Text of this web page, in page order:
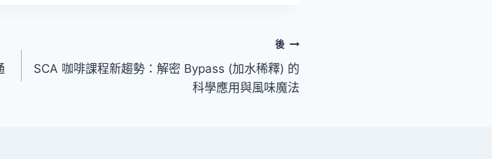
後
SCA 咖啡課程新趨勢：解密 Bypass (加水稀釋) 的
科學應用與風味魔法